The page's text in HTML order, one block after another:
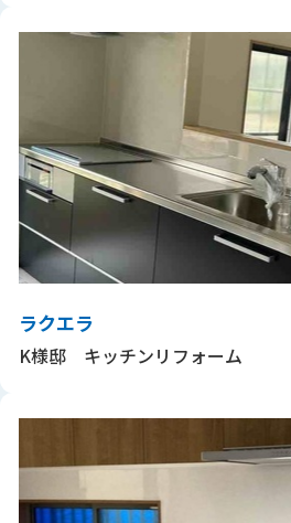
ラクエラ
K様邸 キッチンリフォーム